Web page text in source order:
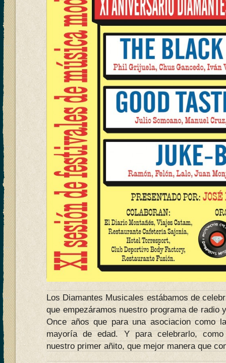
Los Diamantes Musicales estábamos de
que empezáramos nuestro programa de radio
Once años que para una asociacion como
mayoría de edad. Y para celebrarlo,
nuestro primer añito, que mejor manera que